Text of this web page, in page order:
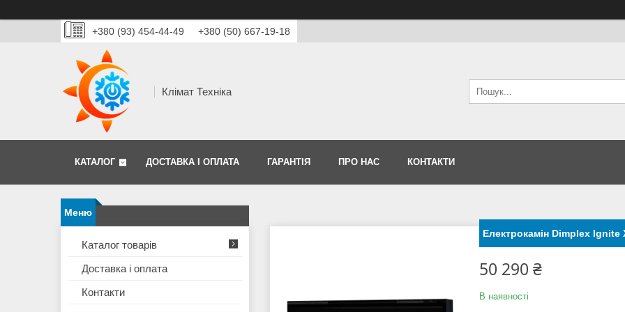
+380 (93) 454-44-49 +380 (50) 667-19-18
Клімат Техніка
КАТАЛОГ ДОСТАВКА І ОПЛАТА ГАРАНТІЯ ПРО НАС КОНТАКТИ
Електрокамін Dimplex Ignite
50 290 ₴
В наявності
Каталог товарів
Доставка і оплата
Контакти